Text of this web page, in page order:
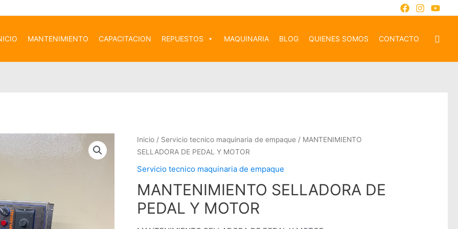
MANTENIMIENTO CAPACITACION REPUESTOS MAQUINARIA BLOG QUIENES SOMOS CONTACTO
Inicio / Servicio tecnico maquinaria de empaque / MANTENIMIENTO
SELLADORA DE PEDAL Y MOTOR
Servicio tecnico maquinaria de empaque
MANTENIMIENTO SELLADORA DE
PEDAL Y MOTOR